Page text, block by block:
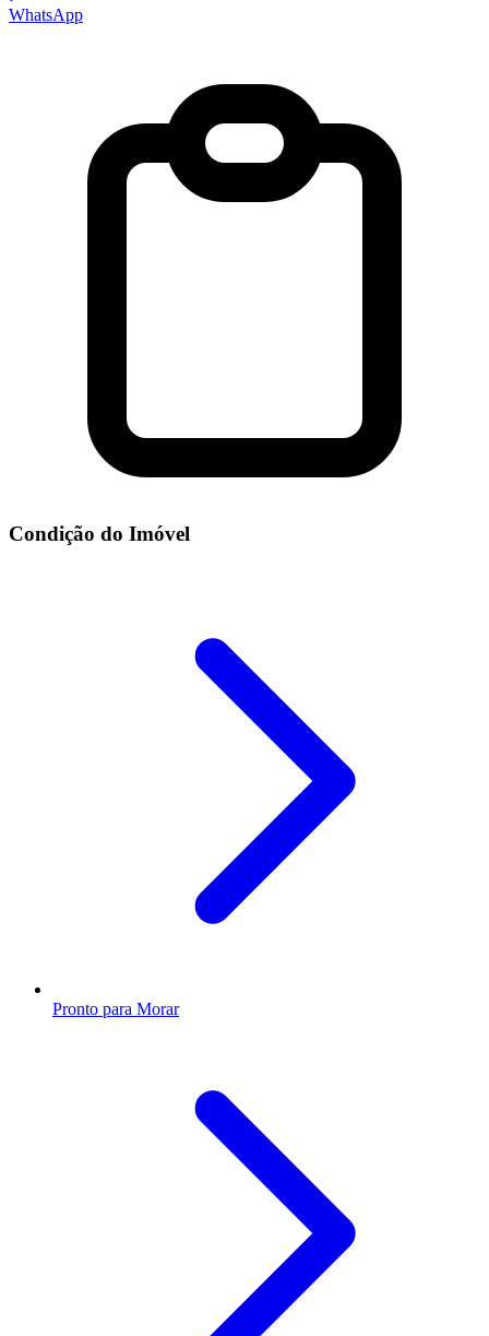
WhatsApp
Condição do Imóvel
Pronto para Morar